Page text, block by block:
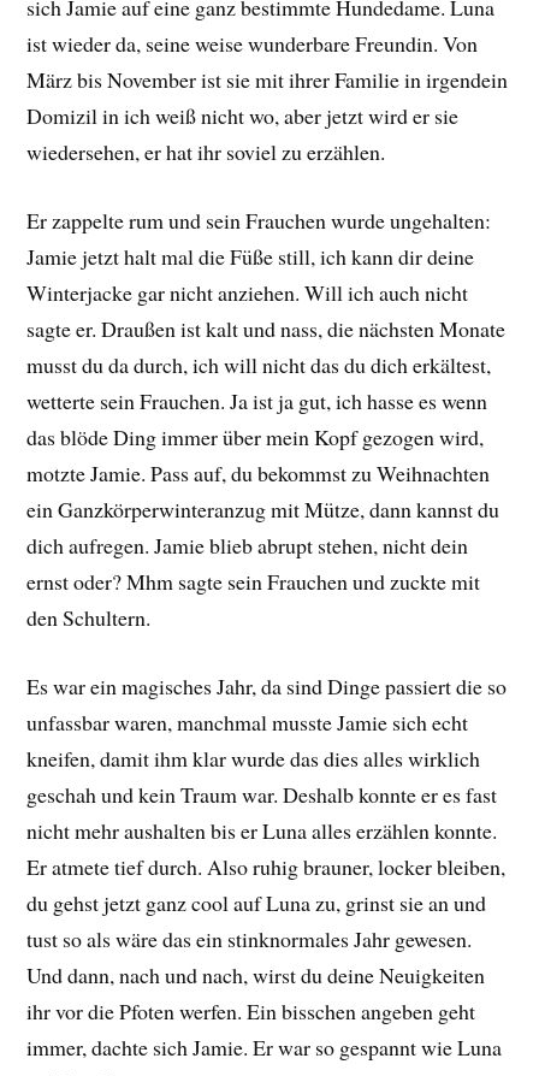
sich Jamie auf eine ganz bestimmte Hundedame. Luna
ist wieder da, seine weise wunderbare Freundin. Von
März bis November ist sie mit ihrer Familie in irgendein
Domizil in ich weiß nicht wo, aber jetzt wird er sie
wiedersehen, er hat ihr soviel zu erzählen.
Er zappelte rum und sein Frauchen wurde ungehalten:
Jamie jetzt halt mal die Füße still, ich kann dir deine
Winterjacke gar nicht anziehen. Will ich auch nicht
sagte er. Draußen ist kalt und nass, die nächsten Monate
musst du da durch, ich will nicht das du dich erkältest,
wetterte sein Frauchen. Ja ist ja gut, ich hasse es wenn
das blöde Ding immer über mein Kopf gezogen wird,
motzte Jamie. Pass auf, du bekommst zu Weihnachten
ein Ganzkörperwinteranzug mit Mütze, dann kannst du
dich aufregen. Jamie blieb abrupt stehen, nicht dein
ernst oder? Mhm sagte sein Frauchen und zuckte mit
den Schultern.
Es war ein magisches Jahr, da sind Dinge passiert die so
unfassbar waren, manchmal musste Jamie sich echt
kneifen, damit ihm klar wurde das dies alles wirklich
geschah und kein Traum war. Deshalb konnte er es fast
nicht mehr aushalten bis er Luna alles erzählen konnte.
Er atmete tief durch. Also ruhig brauner, locker bleiben,
du gehst jetzt ganz cool auf Luna zu, grinst sie an und
tust so als wäre das ein stinknormales Jahr gewesen.
Und dann, nach und nach, wirst du deine Neuigkeiten
ihr vor die Pfoten werfen. Ein bisschen angeben geht
immer, dachte sich Jamie. Er war so gespannt wie Luna